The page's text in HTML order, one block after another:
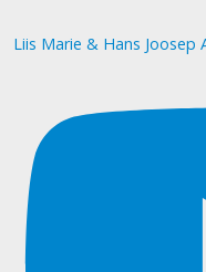
Liis Marie & Hans Joosep